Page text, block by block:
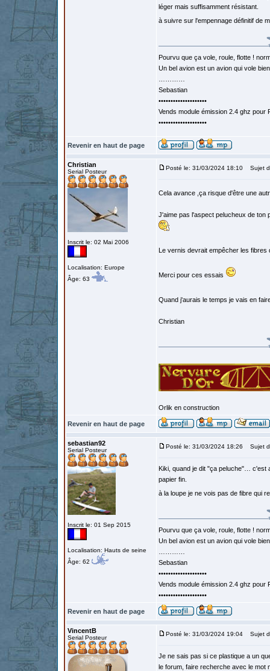
léger mais suffisamment résistant.
à suivre sur l'empennage définitif de
Pourvu que ça vole, roule, flotte !
Un bel avion est un avion qui vole
Sebastian
••••••••••••••••••••
Vends module émission 2.4 ghz
••••••••••••••••••••
Revenir en haut de page
Christian
Serial Posteur
Inscrit le: 02 Mai 2006
Localisation: Europe
Âge: 63
Posté le: 31/03/2024 18:10 Sujet
Cela avance ,ça risque d'être une
J'aime pas l'aspect pelucheux de ton
Le vernis devrait empêcher les fibres
Merci pour ces essais
Quand j'aurais le temps je vais en
Christian
Orlik en construction
Revenir en haut de page
sebastian92
Serial Posteur
Inscrit le: 01 Sep 2015
Localisation: Hauts de seine
Âge: 62
Posté le: 31/03/2024 18:26 Sujet
Kiki, quand je dit "ça peluche"… c'est
papier fin.
à la loupe je ne vois pas de fibre qui
Pourvu que ça vole, roule, flotte !
Un bel avion est un avion qui vole
Sebastian
••••••••••••••••••••
Vends module émission 2.4 ghz
••••••••••••••••••••
Revenir en haut de page
VincentB
Serial Posteur
Posté le: 31/03/2024 19:04 Sujet
Je ne sais pas si ce plastique a un
le forum, faire recherche avec le mot